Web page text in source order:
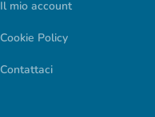
Il mio account
Cookie Policy
Contattaci